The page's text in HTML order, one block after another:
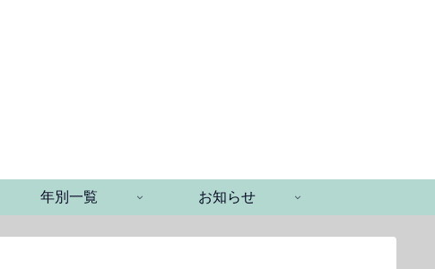
年別一覧 お知らせ